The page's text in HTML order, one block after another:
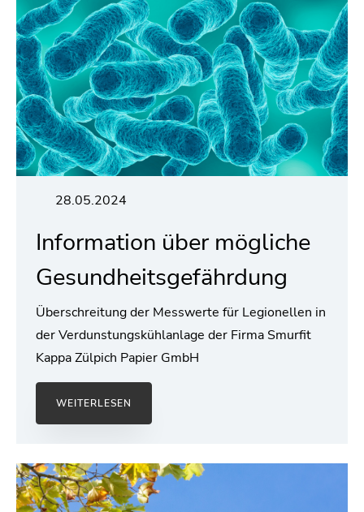
28.05.2024
Information über mögliche
Gesundheitsgefährdung
Überschreitung der Messwerte für Legionellen in
der Verdunstungskühlanlage der Firma Smurfit
Kappa Zülpich Papier GmbH
WEITERLESEN